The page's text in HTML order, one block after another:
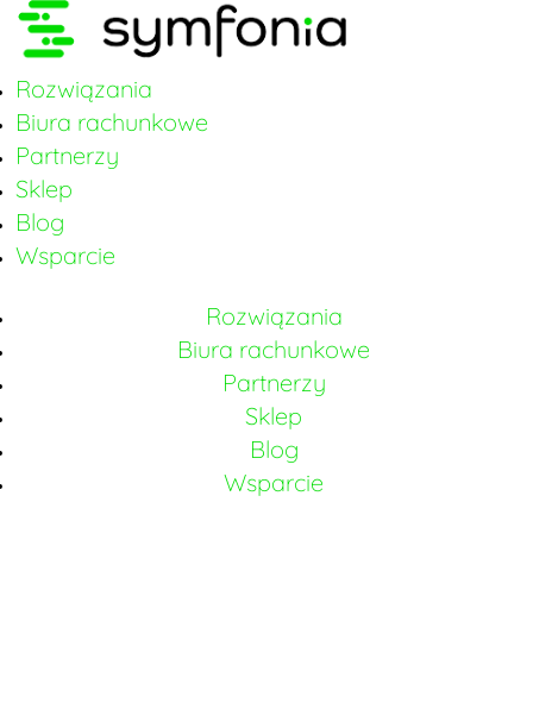
Rozwiązania
Biura rachunkowe
Partnerzy
Sklep
Blog
Wsparcie
Rozwiązania
Biura rachunkowe
Partnerzy
Sklep
Blog
Wsparcie